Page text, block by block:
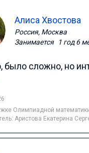
Алиса Хвостова
Россия, Москва
Занимается
1 год 6
было сложно, но
Олимпиадной
Аристова Екатерина